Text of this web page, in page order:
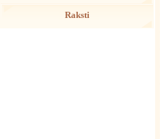
Raksti